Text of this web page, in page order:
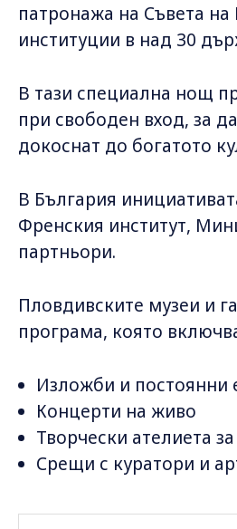
патронажа на Съвета
институции в над 30
В тази специална нощ
при свободен вход, за
докоснат до богатото
В България
Френския институт,
партньори.
Пловдивските музеи и
програма, която
Изложби и постоянни
Концерти на живо
Творчески ателиета
Срещи с куратори и